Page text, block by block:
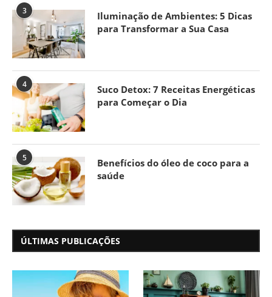
3
Iluminação de Ambientes: 5 Dicas
para Transformar a Sua Casa
4
Suco Detox: 7 Receitas Energéticas
para Começar o Dia
5
Benefícios do óleo de coco para a
saúde
ÚLTIMAS PUBLICAÇÕES